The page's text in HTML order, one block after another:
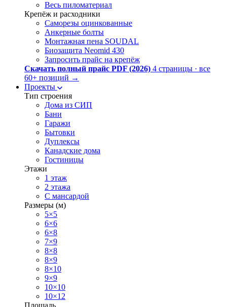
Весь пиломатериал
Крепёж и расходники
Саморезы оцинкованные
Анкерные болты
Монтажная пена SOUDAL
Биозащита Neomid 430
Запросить прайс на крепёж
Скачать полный прайс PDF (2026) 4 страницы · все
60+ позиций →
Проекты
Тип строения
Дома из СИП
Бани
Гаражи
Бытовки
Дуплексы
Канадские дома
Гостиницы
Этажи
1 этаж
2 этажа
С мансардой
Размеры (м)
5×5
6×6
6×8
7×9
8×8
8×9
8×10
9×9
10×10
10×12
Площадь